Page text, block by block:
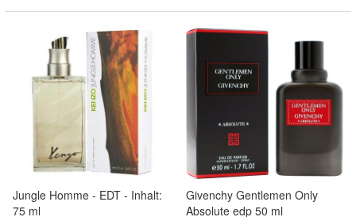
Jungle Homme - EDT - Inhalt:
75 ml
Givenchy Gentlemen Only
Absolute edp 50 ml